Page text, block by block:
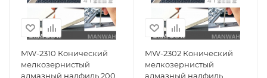
MW-2310 Конический
мелкозернистый
алмазный надфиль 200#
MW-2302 Конический
мелкозернистый
алмазный надфиль